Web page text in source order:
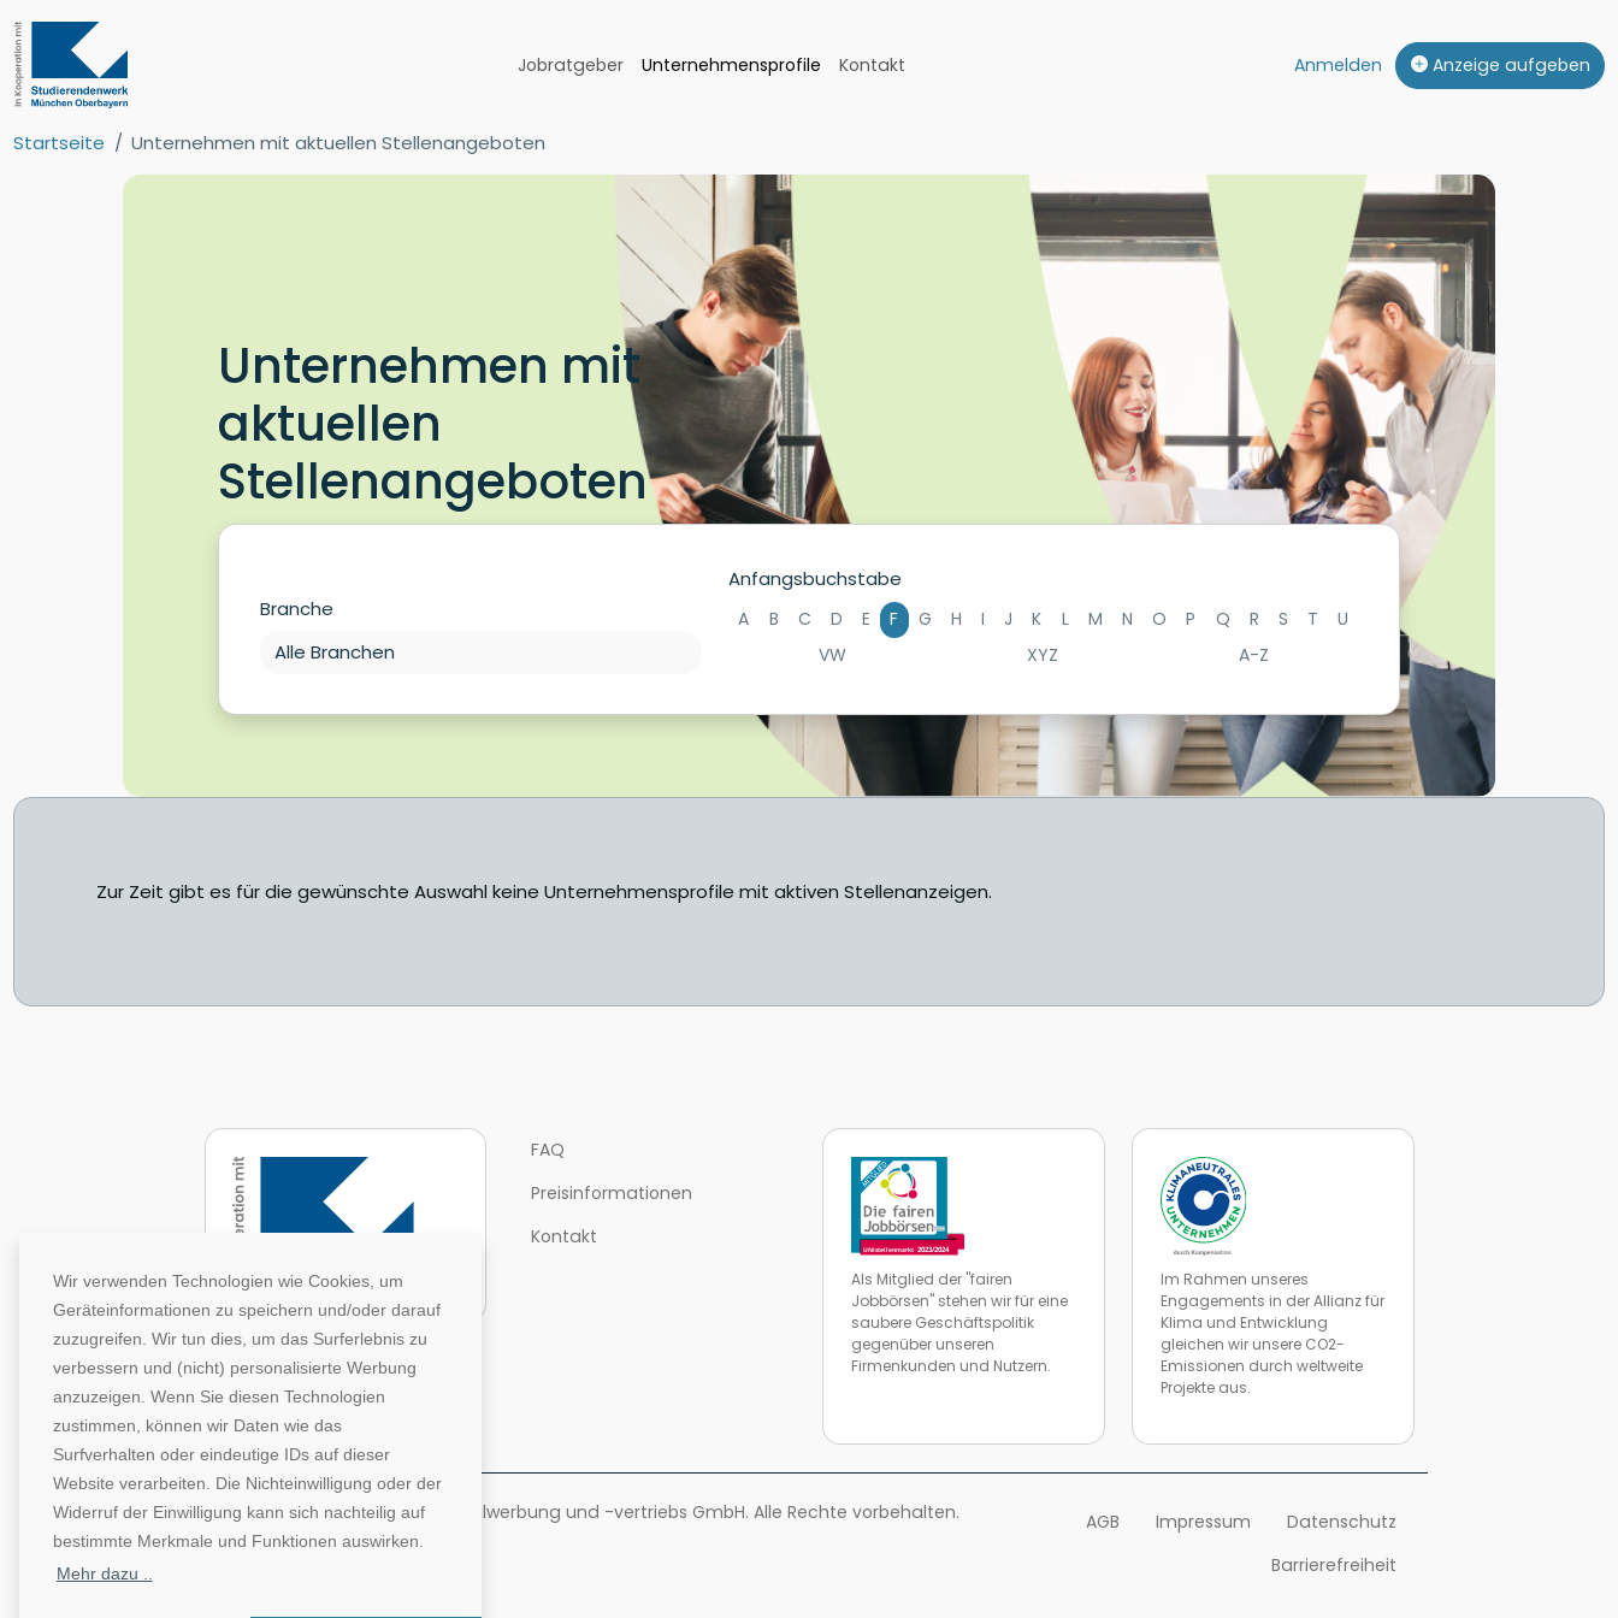
Wir verwenden Technologien wie Cookies, um
Geräteinformationen zu speichern und/oder darauf
zuzugreifen. Wir tun dies, um das Surferlebnis zu
verbessern und (nicht) personalisierte Werbung
anzuzeigen. Wenn Sie diesen Technologien
zustimmen, können wir Daten wie das
Surfverhalten oder eindeutige IDs auf dieser
Website verarbeiten. Die Nichteinwilligung oder der
Widerruf der Einwilligung kann sich nachteilig auf
bestimmte Merkmale und Funktionen auswirken.
Mehr dazu ..
Jobratgeber Unternehmensprofile Kontakt Anmelden Anzeige aufgeben
Startseite Unternehmen mit aktuellen Stellenangeboten
Unternehmen mit
aktuellen
Stellenangeboten
Branche
Anfangsbuchstabe
A B C D E F G H I J K L M N O P Q R S T
U
VW
XYZ A-Z
Zur Zeit gibt es für die gewünschte Auswahl keine Unternehmensprofile mit aktiven Stellenanzeigen.
FAQ
Preisinformationen
Kontakt
Als Mitglied der "fairen
Jobbörsen" stehen wir für eine
saubere Geschäftspolitik
gegenüber unseren
Firmenkunden und Nutzern.
Im Rahmen unseres
Engagements in der Allianz für
Klima und Entwicklung
gleichen wir unsere CO2-
Emissionen durch weltweite
Projekte aus.
©1996-2026 Deutsche Hochschulwerbung und -vertriebs GmbH. Alle Rechte vorbehalten. AGB Impressum
Datenschutz
Barrierefreiheit